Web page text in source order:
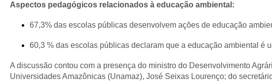
Aspectos pedagógicos relacionados à educação ambiental:
67,3% das escolas públicas desenvolvem ações de educação
60,3 % das escolas públicas declaram que a educação ambiental é
A discussão contou com a presença do ministro do Desenvolvimento
Universidades Amazônicas (Unamaz), José Seixas Lourenço; do